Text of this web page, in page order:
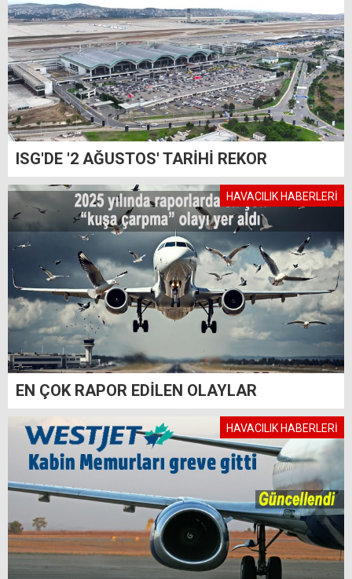
ISG'DE '2 AĞUSTOS' TARİHİ REKOR
HAVACILIK HABERLERİ
EN ÇOK RAPOR EDİLEN OLAYLAR
HAVACILIK HABERLERİ